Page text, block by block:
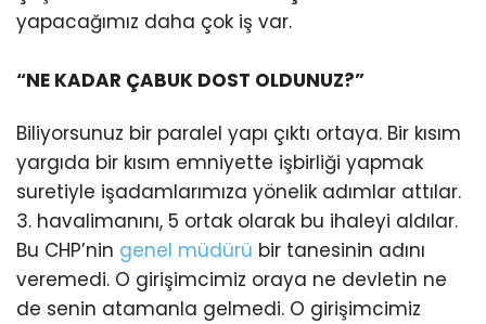
yapacağımız daha çok iş var.
“NE KADAR ÇABUK DOST OLDUNUZ?”
Biliyorsunuz bir paralel yapı çıktı ortaya. Bir kısım
yargıda bir kısım emniyette işbirliği yapmak
suretiyle işadamlarımıza yönelik adımlar attılar.
3. havalimanını, 5 ortak olarak bu ihaleyi aldılar.
Bu CHP’nin genel müdürü bir tanesinin adını
veremedi. O girişimcimiz oraya ne devletin ne
de senin atamanla gelmedi. O girişimcimiz